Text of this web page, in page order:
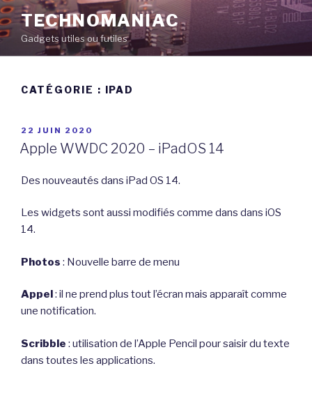
Aller
au
contenu
principal
TECHNOMANIAC
Gadgets utiles ou futiles
CATÉGORIE : IPAD
PUBLIÉ
LE
22 JUIN 2020
Apple WWDC 2020 – iPadOS 14
Des nouveautés dans iPad OS 14.
Les widgets sont aussi modifiés comme dans dans iOS
14.
Photos : Nouvelle barre de menu
Appel: il ne prend plus tout l’écran mais apparaît comme
une notification.
Scribble : utilisation de l’Apple Pencil pour saisir du texte
dans toutes les applications.